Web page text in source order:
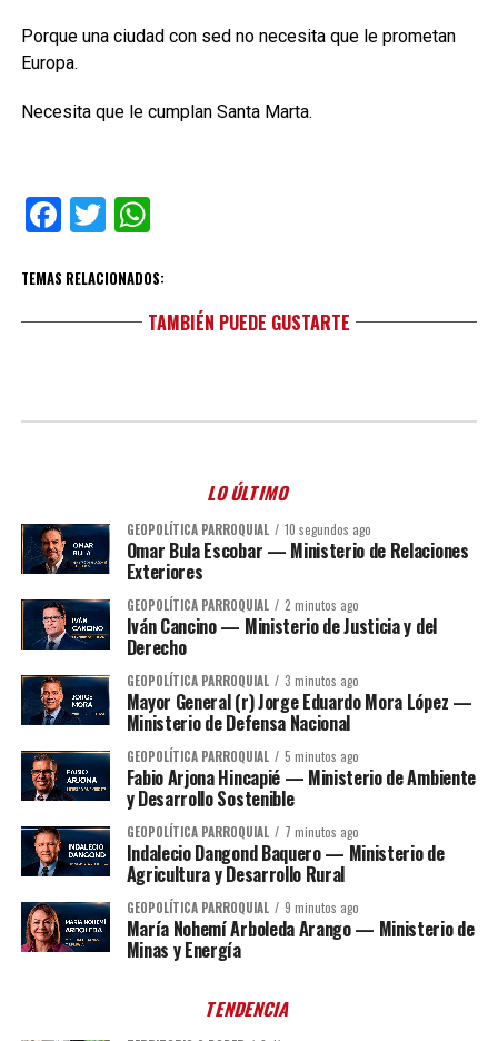
Porque una ciudad con sed no necesita que le prometan
Europa.
Necesita que le cumplan Santa Marta.
Facebook
TwitterWhatsApp
TEMAS RELACIONADOS:
TAMBIÉN PUEDE GUSTARTE
LO ÚLTIMO
GEOPOLÍTICA PARROQUIAL 10 segundos ago
Omar Bula Escobar — Ministerio de Relaciones
Exteriores
GEOPOLÍTICA PARROQUIAL 2 minutos ago
Iván Cancino — Ministerio de Justicia y del
Derecho
GEOPOLÍTICA PARROQUIAL 3 minutos ago
Mayor General (r) Jorge Eduardo Mora López —
Ministerio de Defensa Nacional
GEOPOLÍTICA PARROQUIAL 5 minutos ago
Fabio Arjona Hincapié — Ministerio de Ambiente
y Desarrollo Sostenible
GEOPOLÍTICA PARROQUIAL 7 minutos ago
Indalecio Dangond Baquero — Ministerio de
Agricultura y Desarrollo Rural
GEOPOLÍTICA PARROQUIAL 9 minutos ago
María Nohemí Arboleda Arango — Ministerio de
Minas y Energía
TENDENCIA